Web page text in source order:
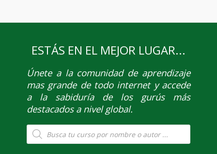
ESTÁS EN EL MEJOR LUGAR...
Únetea la comunidad de aprendizaje
mas grande de todo internet y accede
a la sabiduría de los gurús más
destacados a nivel global.
Búsqueda
de
productos